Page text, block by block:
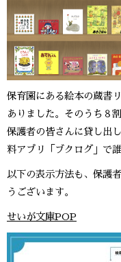
保育園にある絵本の蔵書
ありました。そのうち８
保護者の皆さんに貸し出
料アプリ「ブクログ」で
以下の表示方法も、保護
うございます。
せいが文庫POP